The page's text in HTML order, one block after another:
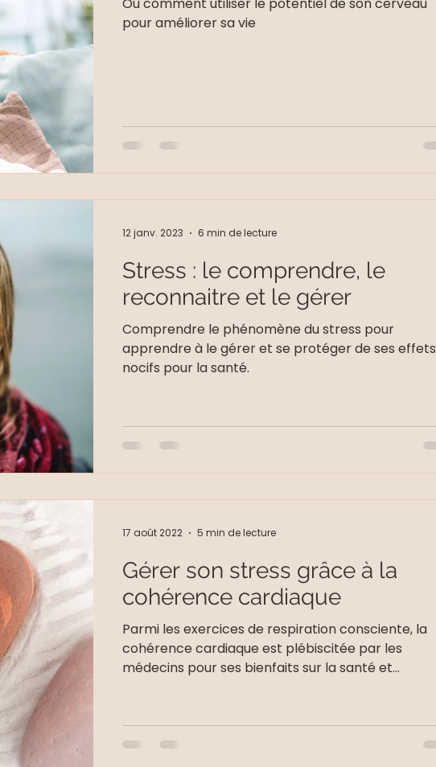
pour améliorer sa vie
Stress : le comprendre, le
reconnaitre et le gérer
Comprendre le phénomène du stress pour
apprendre à le gérer et se protéger de ses effets
nocifs pour la santé.
12 janv. 2023 6 min de lecture
Gérer son stress grâce à la
cohérence cardiaque
Parmi les exercices de respiration consciente, la
cohérence cardiaque est plébiscitée par les
médecins pour ses bienfaits sur la santé et...
17 août 2022 5 min de lecture